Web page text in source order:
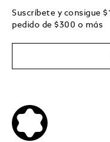
Suscríbete y consigue
pedido de $300 o más